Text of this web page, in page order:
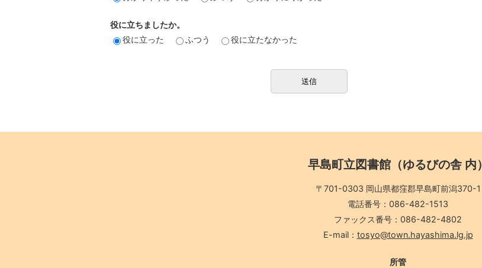
役に立ちましたか。
役に立った
ふつう 役に立たなかった
早島町立図書館（ゆるびの舎 内）
〒701-0303 岡山県都窪郡早島町前潟370-1
電話番号：086-482-1513
ファックス番号：086-482-4802
E-mail： tosyo@town.hayashima.lg.jp
所管